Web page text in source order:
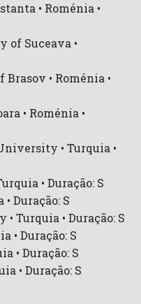
• Roménia •
of Suceava •
• Roménia •
• Roménia •
• Turquia •
• Duração: S
Duração: S
Turquia • Duração: S
• Duração: S
• Duração: S
• Duração: S